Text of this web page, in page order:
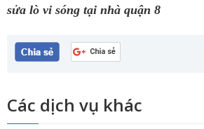
sửa lò vi sóng tại nhà quận 8
Các dịch vụ khác